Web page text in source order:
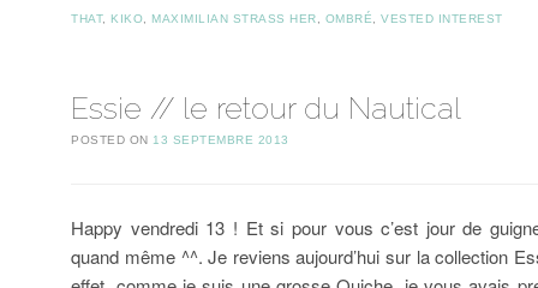
THAT, KIKO MAXIMILIAN STRASS HER OMBRÉ ,VESTED INTEREST
Essie // le retour du Nautical
POSTED ON 13 SEPTEMBRE 2013
Happy vendredi 13 ! Et si pour vous c’est jour de
quand même ^^. Je reviens aujourd’hui sur la collection